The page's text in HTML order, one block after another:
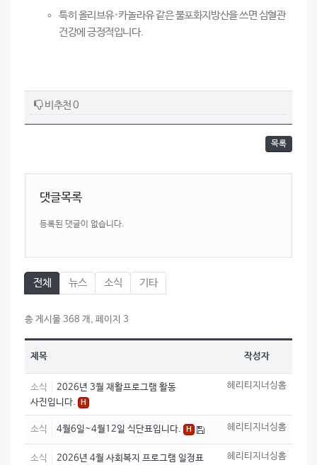
특히 올리브유·카놀라유 같은 불포화지방산을 쓰면 심혈관
건강에 긍정적입니다.
비추천 0
목록
댓글목록
등록된 댓글이 없습니다.
전체 뉴스 소식 기타
총 게시물 368 개, 페이지 3
제목 작성자
소식
2026년 3월 재활프로그램 활동
사진입니다.
H
헤리티지너싱홈
소식 4월6일~4월12일 식단표입니다. H 헤리티지너싱홈
소식 2026년 4월 사회복지 프로그램 일정표 헤리티지너싱홈